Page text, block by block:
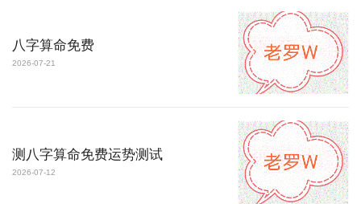
八字算命免费
2026-07-21
测八字算命免费运势测试
2026-07-12